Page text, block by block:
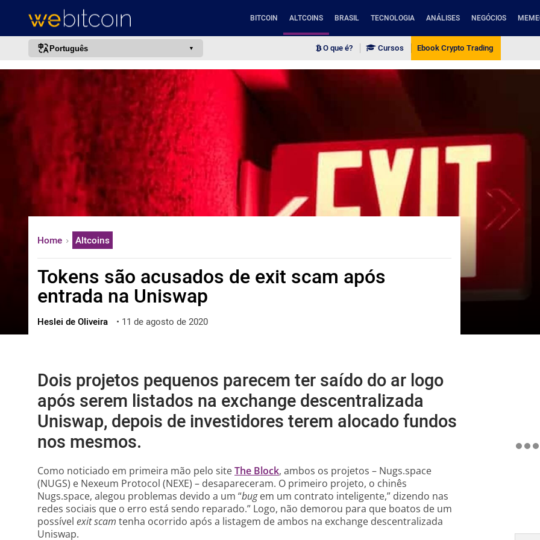
BITCOIN ALTCOINS BRASIL TECNOLOGIA ANÁLISES NEGÓCIOS
Português
português (BR)
italiano
deutsch
日本語
中文
한국어
العربية
ไทย
ქართული
O que é? Cursos Ebook Crypto Trading
Home Altcoins
Tokens são acusados de exit scam após
entrada na Uniswap
Heslei de Oliveira • 11 de agosto de 2020
Dois projetos pequenos parecem ter saído do ar logo
após serem listados na exchange descentralizada
Uniswap, depois de investidores terem alocado fundos
nos mesmos.
Como noticiado em primeira mão pelo siteThe Block, ambos os projetos – Nugs.space
(NUGS) e Nexeum Protocol (NEXE) – desapareceram. O primeiro projeto, o chinês
Nugs.space, alegou problemas devido a um “bugem um contrato inteligente,” dizendo nas
redes sociais que o erro está sendo reparado.” Logo, não demorou para que boatos de um
possível exit scam tenha ocorrido após a listagem de ambos na exchange descentralizada
Uniswap.